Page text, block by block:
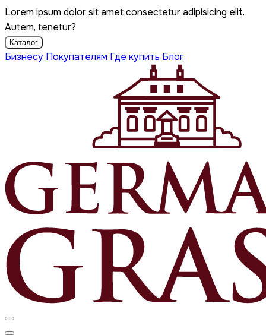
Lorem ipsum dolor sit amet consectetur adipisicing elit.
Autem, tenetur?
Каталог
Бизнесу Покупателям Где купить Блог